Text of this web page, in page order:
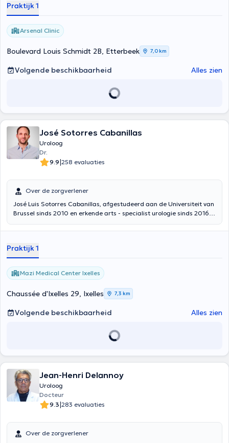
Praktijk 1
Arsenal Clinic
Boulevard Louis Schmidt 2B, Etterbeek 7,0 km
Volgende beschikbaarheid Alles zien
José Sotorres Cabanillas
Uroloog
Dr.
9.9|258 evaluaties
Over de zorgverlener
José Luis Sotorres Cabanillas, afgestudeerd aan de Universiteit van
Brussel sinds 2010 en erkende arts - specialist urologie sinds 2016
maandagmiddag en vrijdagochtend, de CUB Erasmus ziekenhuis op
donderdag.
Praktijk 1
Mazi Medical Center Ixelles
Chaussée d'Ixelles 29, Ixelles 7,3 km
Volgende beschikbaarheid Alles zien
Jean-Henri Delannoy
Uroloog
Docteur
9.3|283 evaluaties
Over de zorgverlener